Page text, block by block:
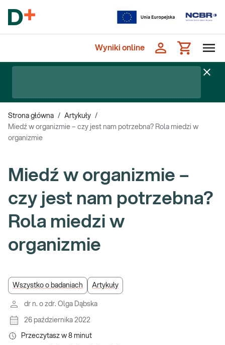
Wyniki online
Strona główna / Artykuły /
Miedź w organizmie – czy jest nam potrzebna? Rola miedzi w
organizmie
Miedź w organizmie –
czy jest nam potrzebna?
Rola miedzi w
organizmie
Wszystko o badaniach Artykuły
dr n. o zdr. Olga Dąbska
26 października 2022
Przeczytasz w 8 minut